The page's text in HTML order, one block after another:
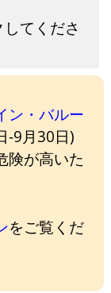
てくださ
ン・バルー
-9月30日)
険が高いた
をご覧くだ